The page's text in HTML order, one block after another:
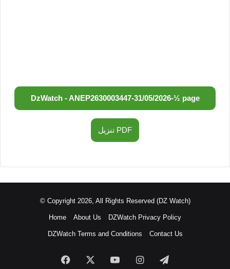
DzWatch - ANEP2630003447-31/05/2026-½ page
تنزيل PDF
© Copyright 2026, All Rights Reserved (DZ Watch)
Home About Us DZWatch Privacy Policy
DZWatch Terms and Conditions Contact Us
Facebook YouTubeInstagramTelegram